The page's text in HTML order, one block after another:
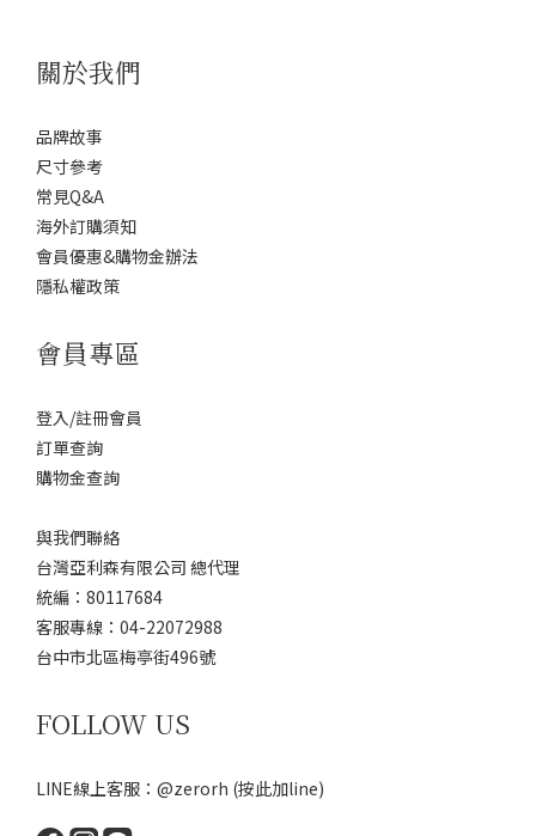
關於我們
品牌故事
尺寸參考
常見Q&A
海外訂購須知
會員優惠&購物金辦法
隱私權政策
會員專區
登入/註冊會員
訂單查詢
購物金查詢
與我們聯絡
台灣亞利森有限公司 總代理
統編：80117684
客服專線：04-22072988
台中市北區梅亭街496號
FOLLOW US
LINE線上客服：@zerorh (按此加line)